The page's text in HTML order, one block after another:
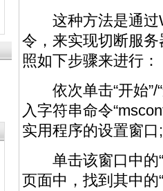
这种方法是通过
令，来实现切断服务
照如下步骤来进行：
依次单击“开始”/“
入字符串命令
实用程序的设置窗口;
单击该窗口中的“
页面中，找到其中的